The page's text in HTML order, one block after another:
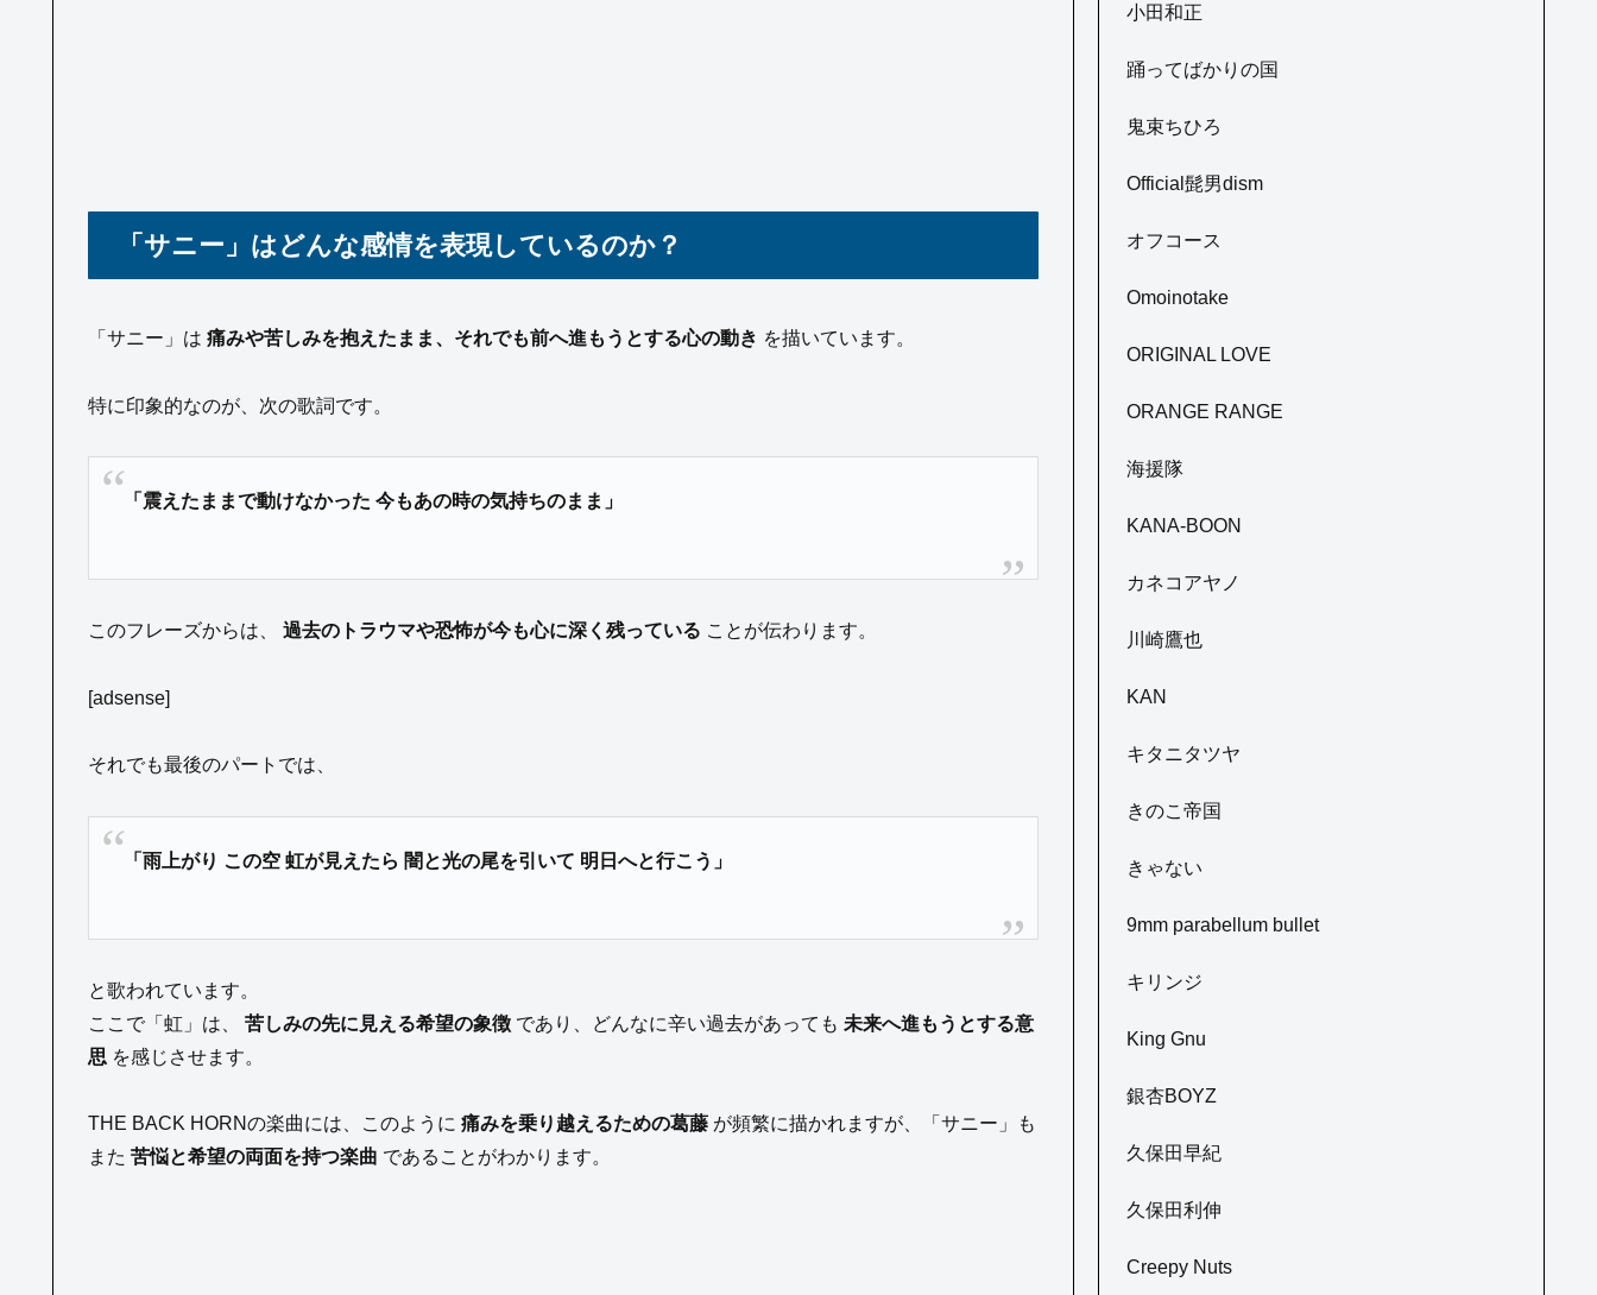
「サニー」はどんな感情を表現しているのか？
「サニー」は 痛みや苦しみを抱えたまま、それでも前へ進もうとする心の動き を描いています。
特に印象的なのが、次の歌詞です。
「震えたままで動けなかった 今もあの時の気持ちのまま」
このフレーズからは、 過去のトラウマや恐怖が今も心に深く残っている ことが伝わります。
[adsense]
それでも最後のパートでは、
「雨上がり この空 虹が見えたら 闇と光の尾を引いて 明日へと行こう」
と歌われています。
ここで「虹」は、 苦しみの先に見える希望の象徴 であり、どんなに辛い過去があっても 未来へ進もうとする意
思 を感じさせます。
THE BACK HORNの楽曲には、このように 痛みを乗り越えるための葛藤 が頻繁に描かれますが、「サニー」も
また 苦悩と希望の両面を持つ楽曲 であることがわかります。
小田和正
踊ってばかりの国
鬼束ちひろ
Official髭男dism
オフコース
Omoinotake
ORIGINAL LOVE
ORANGE RANGE
海援隊
KANA-BOON
カネコアヤノ
川崎鷹也
KAN
キタニタツヤ
きのこ帝国
きゃない
9mm parabellum bullet
キリンジ
King Gnu
銀杏BOYZ
久保田早紀
久保田利伸
Creepy Nuts